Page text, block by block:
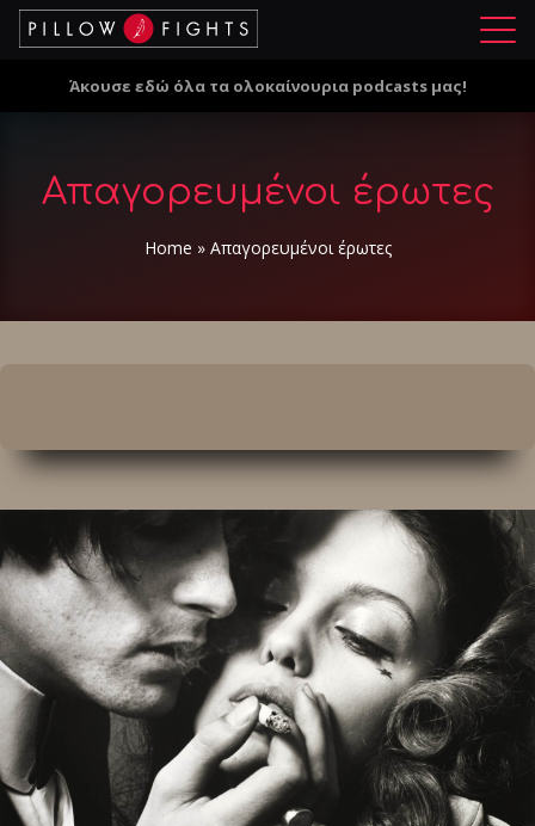
Μ
ο
Άκουσε εδώ όλα τα ολοκαίνουρια podcasts μας!
Απαγορευμένοι έρωτες
Home » Απαγορευμένοι έρωτες